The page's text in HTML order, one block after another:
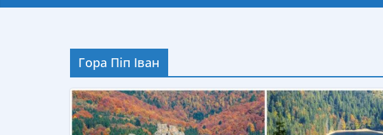
Гора Піп Іван